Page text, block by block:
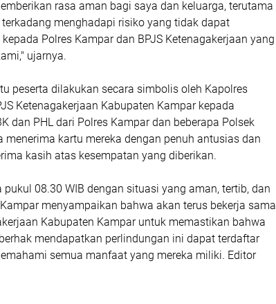
rasa aman bagi saya dan keluarga, terutama
menghadapi risiko yang tidak dapat
Polres Kampar dan BPJS Ketenagakerjaan yang
ujarnya.
peserta dilakukan secara simbolis oleh Kapolres
Ketenagakerjaan Kabupaten Kampar kepada
dan PHL dari Polres Kampar dan beberapa Polsek
menerima kartu mereka dengan penuh antusias dan
kasih atas kesempatan yang diberikan.
pukul 08.30 WIB dengan situasi yang aman, tertib, dan
menyampaikan bahwa akan terus bekerja sama
Kabupaten Kampar untuk memastikan bahwa
mendapatkan perlindungan ini dapat terdaftar
semua manfaat yang mereka miliki. Editor